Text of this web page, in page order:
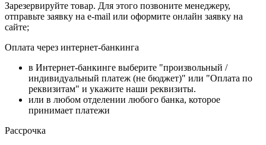
Зарезервируйте товар. Для этого позвоните менеджеру,
отправьте заявку на e-mail или оформите онлайн заявку на
сайте;
Оплата через интернет-банкинга
в Интернет-банкинге выберите "произвольный /
индивидуальный платеж (не бюджет)" или "Оплата по
реквизитам" и укажите наши реквизиты.
или в любом отделении любого банка, которое
принимает платежи
Рассрочка